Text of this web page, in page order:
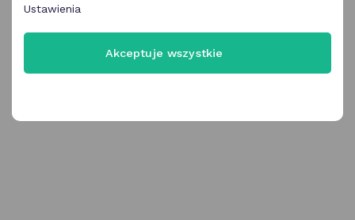
Ustawienia
Akceptuje wszystkie